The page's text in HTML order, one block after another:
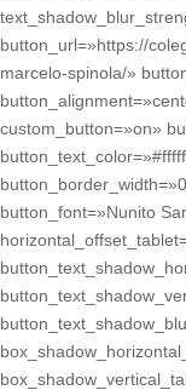
button_url=»https://
marcelo-spinola/»
custom_button=»on»
button_font=»Nunito